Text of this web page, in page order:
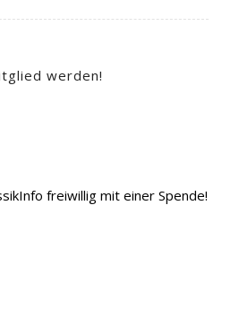
werden!
freiwillig mit einer Spende!